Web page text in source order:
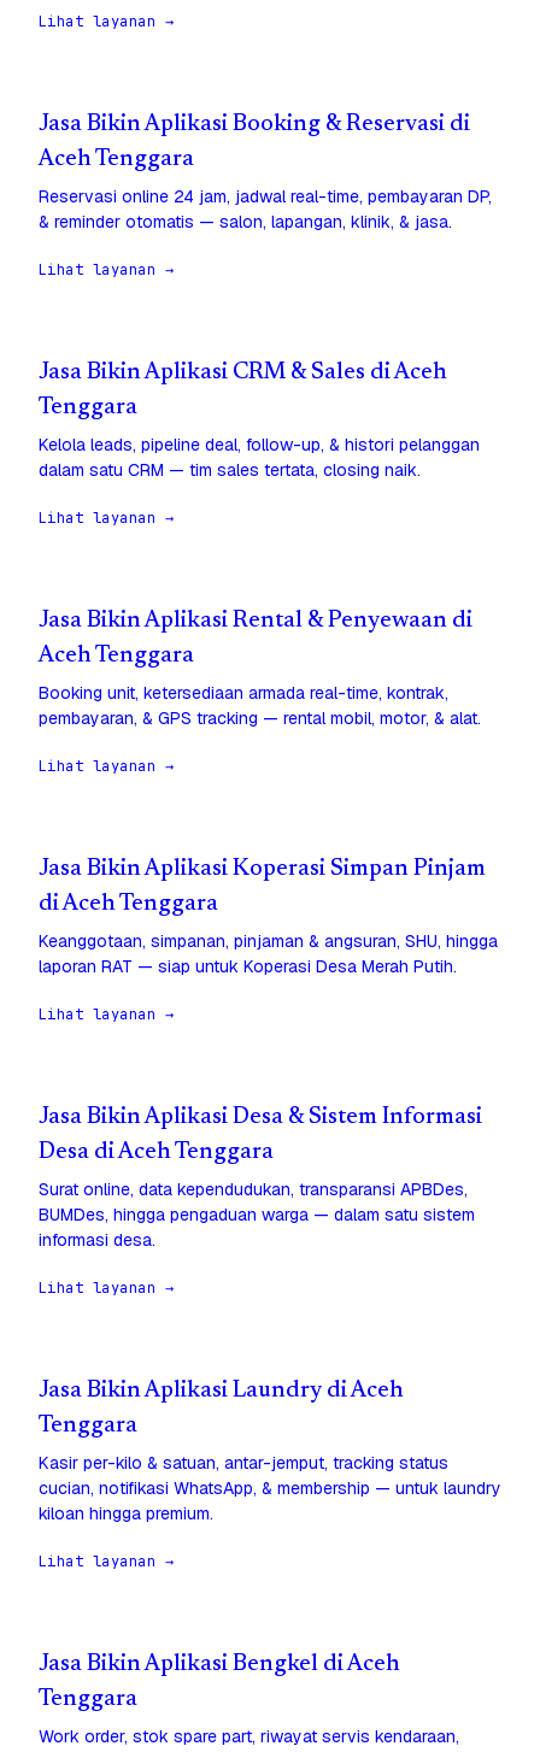
Lihat layanan →
Jasa Bikin Aplikasi Booking & Reservasi di
Aceh Tenggara
Reservasi online 24 jam, jadwal real-time, pembayaran DP,
& reminder otomatis — salon, lapangan, klinik, & jasa.
Lihat layanan →
Jasa Bikin Aplikasi CRM & Sales di Aceh
Tenggara
Kelola leads, pipeline deal, follow-up, & histori pelanggan
dalam satu CRM — tim sales tertata, closing naik.
Lihat layanan →
Jasa Bikin Aplikasi Rental & Penyewaan di
Aceh Tenggara
Booking unit, ketersediaan armada real-time, kontrak,
pembayaran, & GPS tracking — rental mobil, motor, & alat.
Lihat layanan →
Jasa Bikin Aplikasi Koperasi Simpan Pinjam
di Aceh Tenggara
Keanggotaan, simpanan, pinjaman & angsuran, SHU, hingga
laporan RAT — siap untuk Koperasi Desa Merah Putih.
Lihat layanan →
Jasa Bikin Aplikasi Desa & Sistem Informasi
Desa di Aceh Tenggara
Surat online, data kependudukan, transparansi APBDes,
BUMDes, hingga pengaduan warga — dalam satu sistem
informasi desa.
Lihat layanan →
Jasa Bikin Aplikasi Laundry di Aceh
Tenggara
Kasir per-kilo & satuan, antar-jemput, tracking status
cucian, notifikasi WhatsApp, & membership — untuk laundry
kiloan hingga premium.
Lihat layanan →
Jasa Bikin Aplikasi Bengkel di Aceh
Tenggara
Work order, stok spare part, riwayat servis kendaraan,